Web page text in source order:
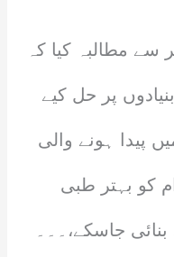
سے مطالبہ کیا کہ
پر حل کیے
پیدا ہونے والی
کو بہتر طبی
جاسکے،۔۔۔